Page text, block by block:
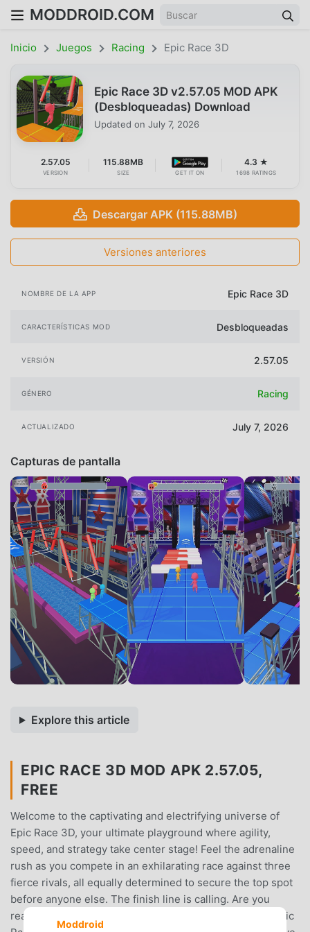
MODDROID.COM
Inicio Juegos Racing Epic Race 3D
Epic Race 3D v2.57.05 MOD APK
(Desbloqueadas) Download
Updated on July 7, 2026
2.57.05
VERSION
115.88MB
SIZE GET IT ON
4.3 ★
1698 RATINGS
Descargar APK (115.88MB)
Versiones anteriores
NOMBRE DE LA APP Epic Race 3D
CARACTERÍSTICAS MOD Desbloqueadas
VERSIÓN 2.57.05
GÉNERO Racing
ACTUALIZADO July 7, 2026
Capturas de pantalla
Explore this article
EPIC RACE 3D MOD APK 2.57.05,
FREE
Welcome to the captivating and electrifying universe of
Epic Race 3D, your ultimate playground where agility,
speed, and strategy take center stage! Feel the adrenaline
rush as you compete in an exhilarating race against three
fierce rivals, all equally determined to secure the top spot
before anyone else. The finish line is calling. Are you
ready to rise to the challenge and join the race today?Epic
Moddroid